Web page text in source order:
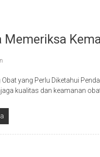
Memeriksa
Obat yang Perlu Diketahui
kualitas dan keamanan